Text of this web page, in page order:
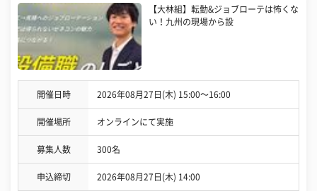
【大林組】転勤&ジョブローテは怖くな
い！九州の現場から設
開催日時 2026年08月27日(木) 15:00〜16:00
開催場所 オンラインにて実施
募集人数 300名
申込締切 2026年08月27日(木) 14:00